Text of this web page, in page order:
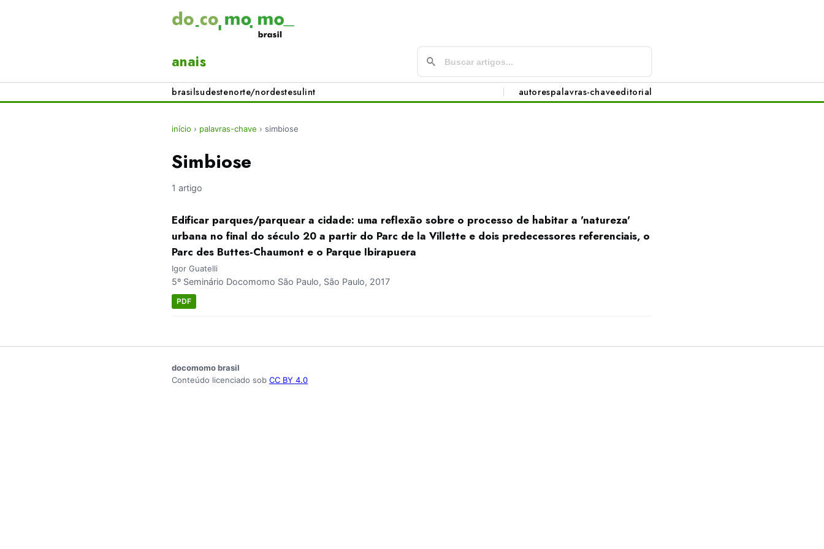
anais
brasilsudestenorte/nordestesulint autorespalavras-chaveeditorial
início › palavras-chave › simbiose
Simbiose
1 artigo
Edificar parques/parquear a cidade: uma reflexão sobre o processo de habitar a 'natureza'
urbana no final do século 20 a partir do Parc de la Villette e dois predecessores referenciais, o
Parc des Buttes-Chaumont e o Parque Ibirapuera
Igor Guatelli
5º Seminário Docomomo São Paulo, São Paulo, 2017
PDF
docomomo brasil
Conteúdo licenciado sob CC BY 4.0